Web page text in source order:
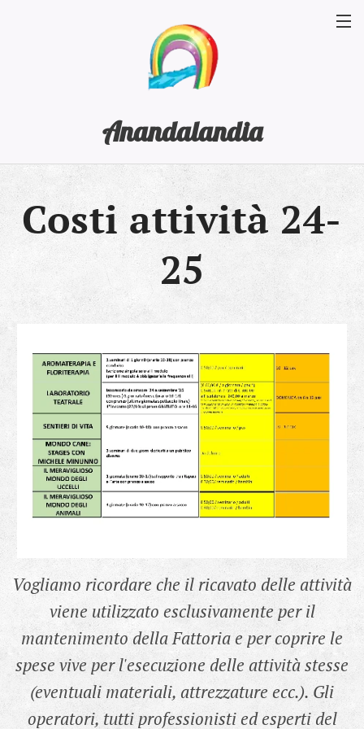
Anandalandia
Costi attività 24-
25
Vogliamo ricordare che il ricavato delle attività
viene utilizzato esclusivamente per il
mantenimento della Fattoria e per coprire le
spese vive per l'esecuzione delle attività stesse
(eventuali materiali, attrezzature ecc.). Gli
operatori, tutti professionisti ed esperti del